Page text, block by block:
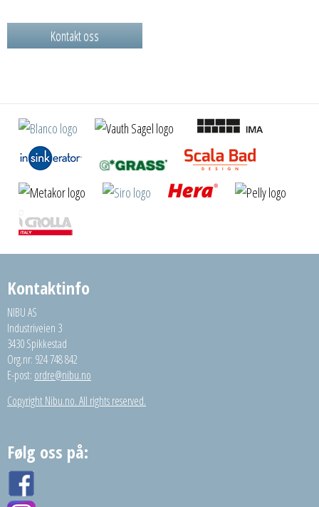
Kontakt oss
Kontaktinfo
NIBU AS
Industriveien 3
3430 Spikkestad
Org.nr: 924 748 842
E-post: ordre@nibu.no
Copyright Nibu.no. All rights reserved.
Følg oss på: